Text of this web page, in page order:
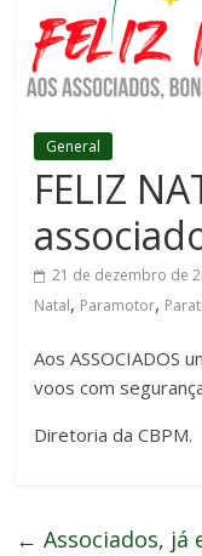
General
FELIZ
21 de dezembro de
Natal, Paramotor,
Aos ASSOCIADOS
voos com
Diretoria da CBPM.
← Associados, já